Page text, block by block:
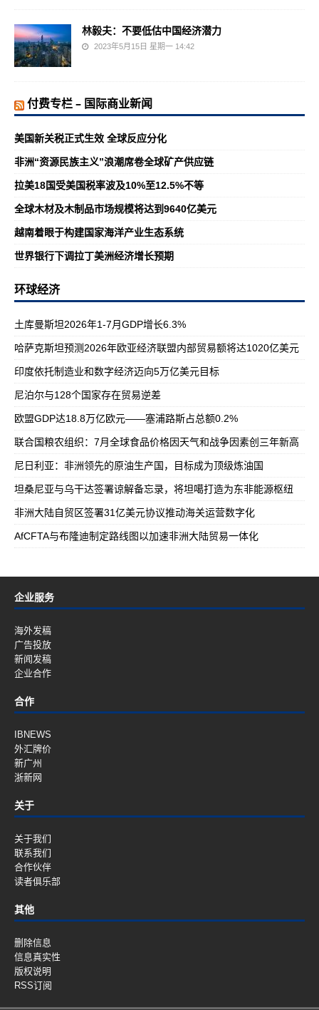
林毅夫：不要低估中国经济潜力
2023年5月15日 星期一 14:42
付费专栏 – 国际商业新闻
美国新关税正式生效 全球反应分化
非洲“资源民族主义”浪潮席卷全球矿产供应链
拉美18国受美国税率波及10%至12.5%不等
全球木材及木制品市场规模将达到9640亿美元
越南着眼于构建国家海洋产业生态系统
世界银行下调拉丁美洲经济增长预期
环球经济
土库曼斯坦2026年1-7月GDP增长6.3%
哈萨克斯坦预测2026年欧亚经济联盟内部贸易额将达1020亿美元
印度依托制造业和数字经济迈向5万亿美元目标
尼泊尔与128个国家存在贸易逆差
欧盟GDP达18.8万亿欧元——塞浦路斯占总额0.2%
联合国粮农组织：7月全球食品价格因天气和战争因素创三年新高
尼日利亚：非洲领先的原油生产国，目标成为顶级炼油国
坦桑尼亚与乌干达签署谅解备忘录，将坦噶打造为东非能源枢纽
非洲大陆自贸区签署31亿美元协议推动海关运营数字化
AfCFTA与布隆迪制定路线图以加速非洲大陆贸易一体化
企业服务
海外发稿
广告投放
新闻发稿
企业合作
合作
IBNEWS
外汇牌价
新广州
浙新网
关于
关于我们
联系我们
合作伙伴
读者俱乐部
其他
删除信息
信息真实性
版权说明
RSS订阅